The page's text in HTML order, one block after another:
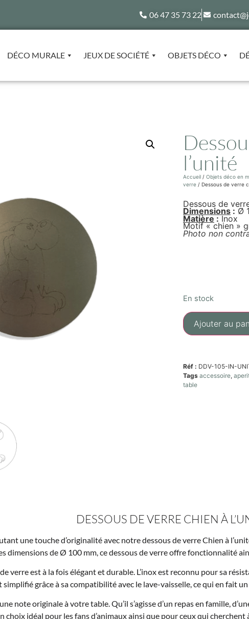
06 47 35 73 22
DÉCO MURALE JEUX DE SOCIÉTÉ OBJETS DÉCO
l’unité
Accueil / Objets déco en
verre / Dessous de verre
Dessous de
Dimensions : Ø
Matière:Inox
Motif « chien »
Photo non
En stock
Ajouter au
Réf : DDV-105-IN-
Tags accessoire,
table
DESSOUS DE VERRE CHIEN À
une touche d’originalité avec notre dessous de verre Chien à
dimensions de Ø 100 mm, ce dessous de verre offre fonctionnalité
verre est à la fois élégant et durable. L’inox est reconnu pour sa
grâce à sa compatibilité avec le lave-vaisselle, ce qui en fait
note originale à votre table. Qu’il s’agisse d’un repas en famille,
choix idéal pour les fans d’animaux ainsi que pour ceux qui